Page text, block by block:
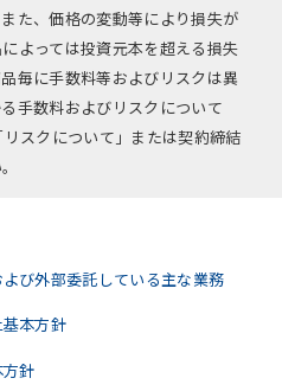
た、価格の変動等により損失が
よっては投資元本を超える損失
毎に手数料等およびリスクは異
手数料およびリスクについて
スクについて」または契約締結
び外部委託している主な業務
本方針
針